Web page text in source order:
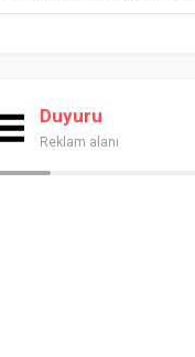
Duyuru
Reklam alanı